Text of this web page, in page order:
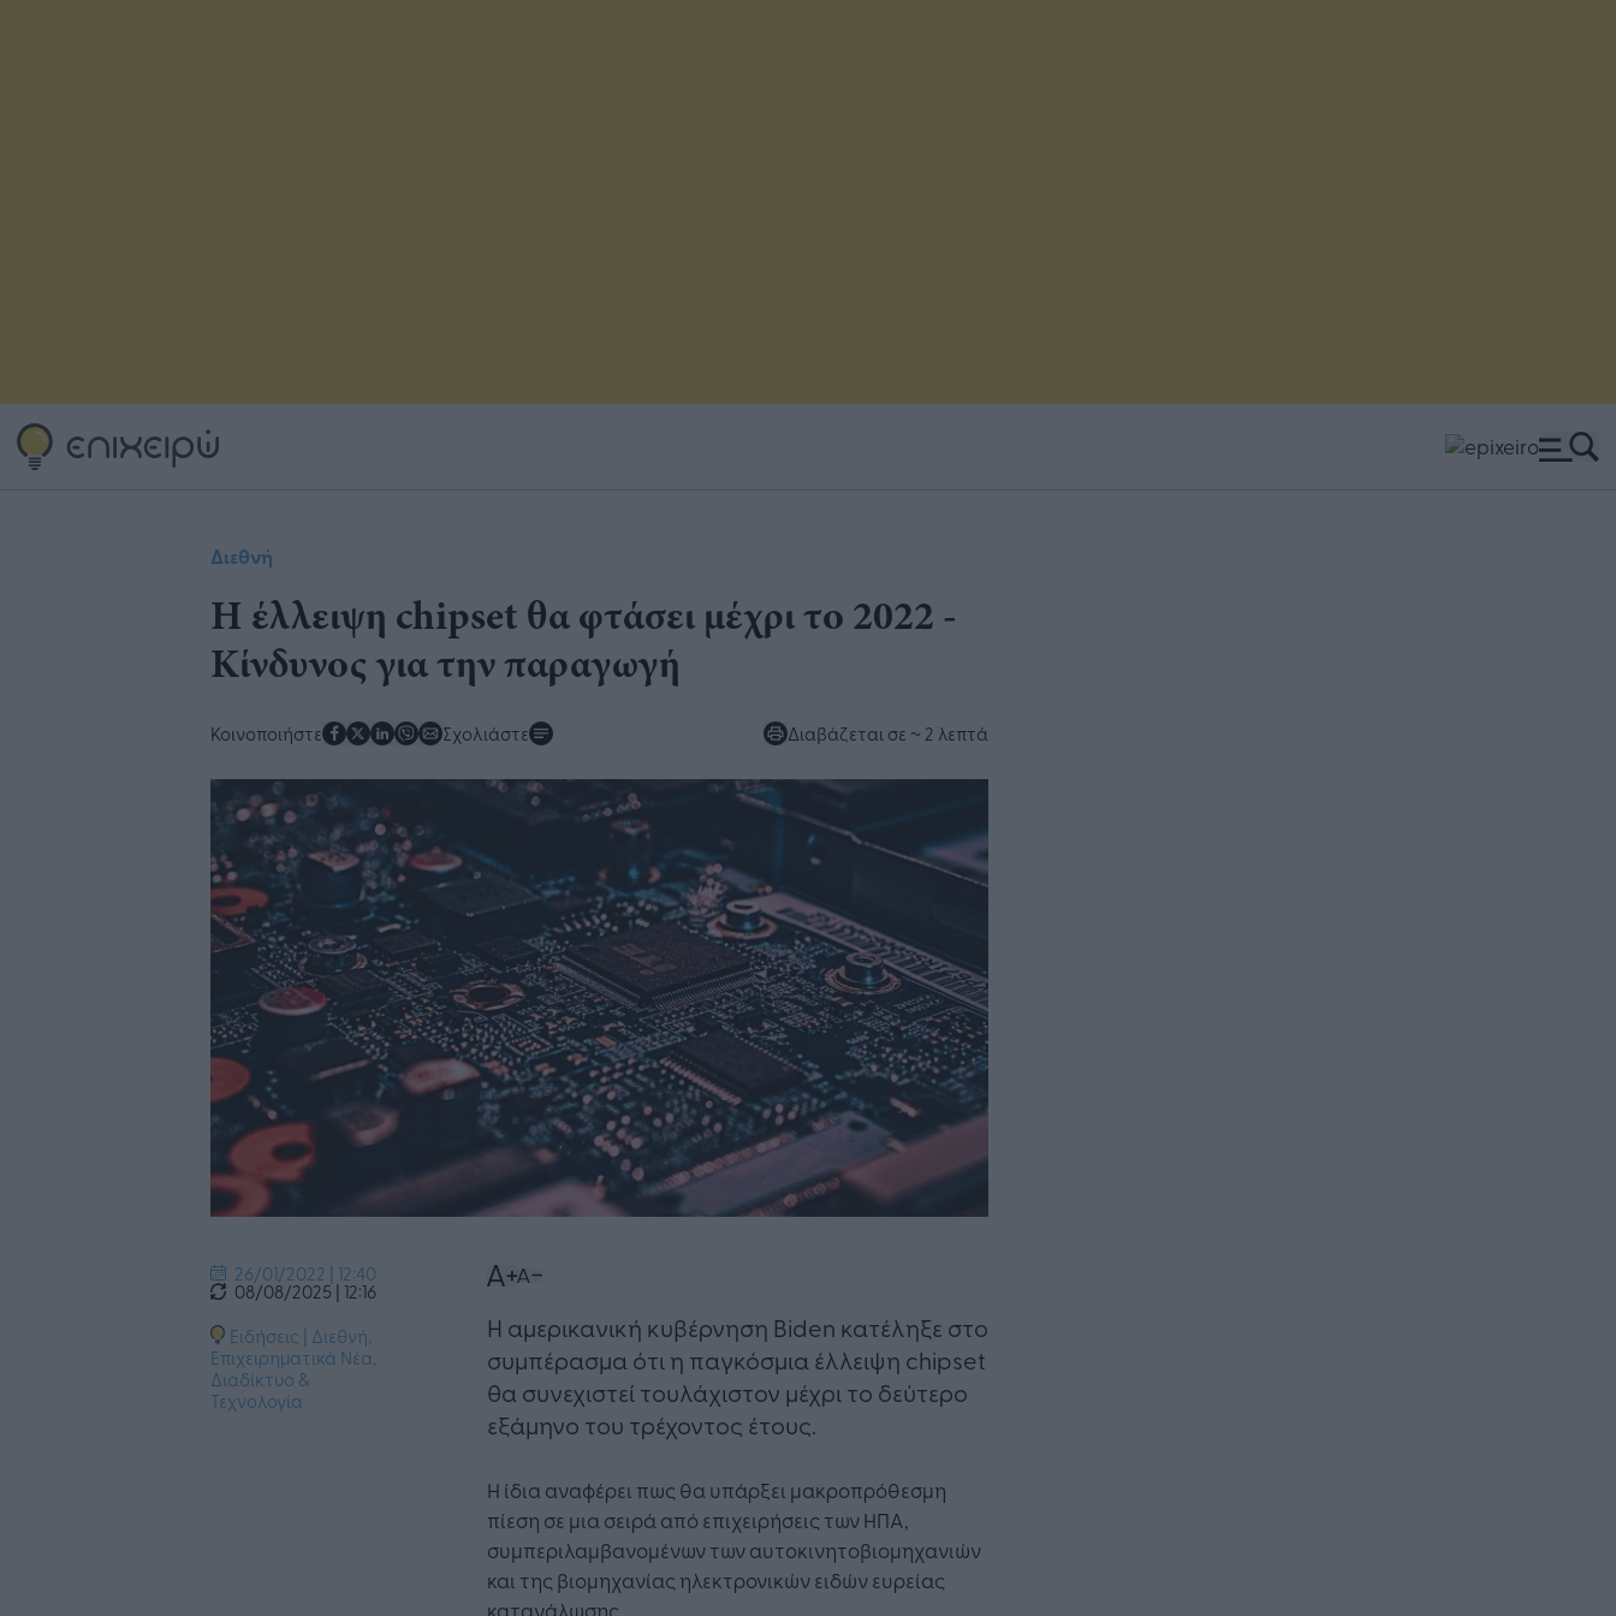
Διεθνή
Η έλλειψη chipset θα φτάσει μέχρι το 2022 -
Κίνδυνος για την παραγωγή
Κοινοποιήστε Σχολιάστε Διαβάζεται σε ~ 2 λεπτά
26/01/2022 | 12:40
08/08/2025 | 12:16
Ειδήσεις | Διεθνή,
Επιχειρηματικά Νέα,
Διαδίκτυο &
Τεχνολογία
​Η αμερικανική κυβέρνηση Biden κατέληξε στο
συμπέρασμα ότι η παγκόσμια έλλειψη chipset
θα συνεχιστεί τουλάχιστον μέχρι το δεύτερο
εξάμηνο του τρέχοντος έτους.
Η ίδια αναφέρει πως θα υπάρξει μακροπρόθεσμη
πίεση σε μια σειρά από επιχειρήσεις των ΗΠΑ,
συμπεριλαμβανομένων των αυτοκινητοβιομηχανιών
και της βιομηχανίας ηλεκτρονικών ειδών ευρείας
κατανάλωσης